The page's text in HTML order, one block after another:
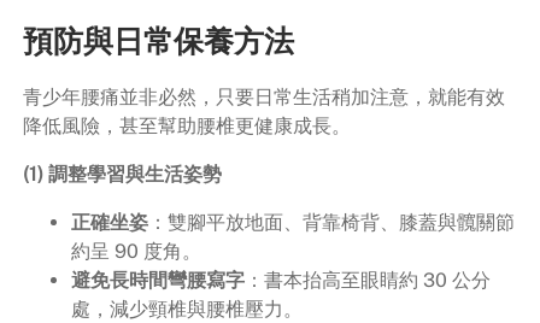
預防與日常保養方法
青少年腰痛並非必然，只要日常生活稍加注意，就能有效
降低風險，甚至幫助腰椎更健康成長。
(1) 調整學習與生活姿勢
正確坐姿：雙腳平放地面、背靠椅背、膝蓋與髖關節
約呈 90 度角。
避免長時間彎腰寫字：書本抬高至眼睛約 30 公分
處，減少頸椎與腰椎壓力。